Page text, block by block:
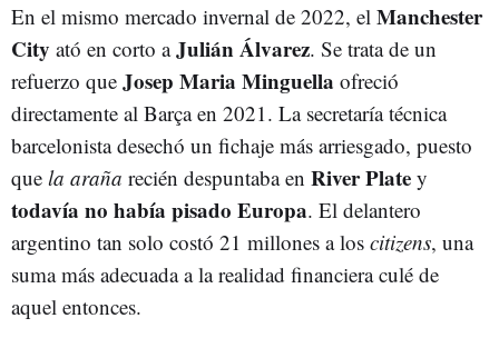
En el mismo mercado invernal de 2022, el Manchester
City ató en corto aJulián Álvarez. Se trata de un
refuerzo que Josep Maria Minguella ofreció
directamente al Barça en 2021. La secretaría técnica
barcelonista desechó un fichaje más arriesgado, puesto
que la araña recién despuntaba en River Plate y
todavía no había pisado Europa. El delantero
argentino tan solo costó 21 millones a los citizens, una
suma más adecuada a la realidad financiera culé de
aquel entonces.